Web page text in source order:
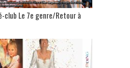
club Le 7e genre/Retour à